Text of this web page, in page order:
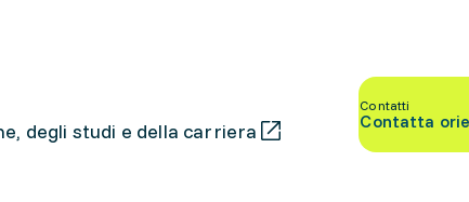
degli studi e della carriera
Contatti
Contatta